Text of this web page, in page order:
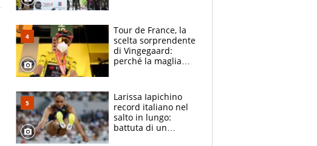
compagni
Tour de France, la
scelta sorprendente
di Vingegaard:
perché la maglia
rischio da evitare
Larissa Iapichino
record italiano nel
salto in lungo:
battuta di un